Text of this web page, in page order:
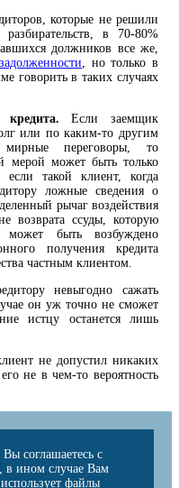
которые не решили
в 70-80%
должников все же,
, но только в
говорить в таких случаях
Если заемщик
или по каким-то другим
переговоры, то
мерой может быть только
если такой клиент, когда
ложные сведения о
рычаг воздействия
возврата ссуды, которую
быть возбуждено
получения кредита
частным клиентом.
невыгодно сажать
он уж точно не сможет
истцу останется лишь
не допустил никаких
не в чем-то вероятность
соглашаетесь с
, в ином случае Вам
файлы